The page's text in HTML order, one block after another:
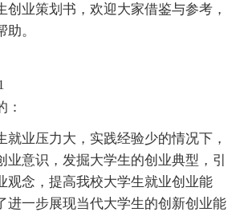
创业策划书，欢迎大家借鉴与参考，
。
：
就业压力大，实践经验少的情况下，
业意识，发掘大学生的创业典型，引
观念，提高我校大学生就业创业能
进一步展现当代大学生的创新创业能